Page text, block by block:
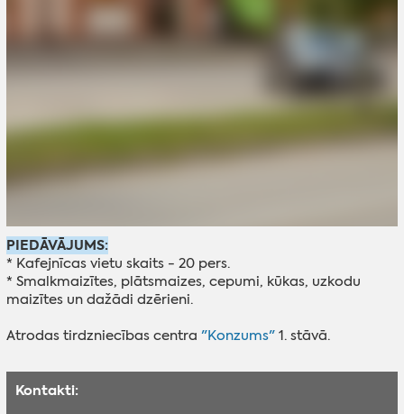
PIEDĀVĀJUMS:
* Kafejnīcas vietu skaits - 20 pers.
* Smalkmaizītes, plātsmaizes, cepumi, kūkas, uzkodu
maizītes un dažādi dzērieni.
Atrodas tirdzniecības centra "Konzums" 1. stāvā.
Kontakti: